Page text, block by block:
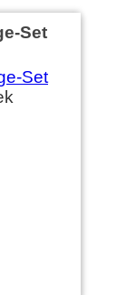
Set